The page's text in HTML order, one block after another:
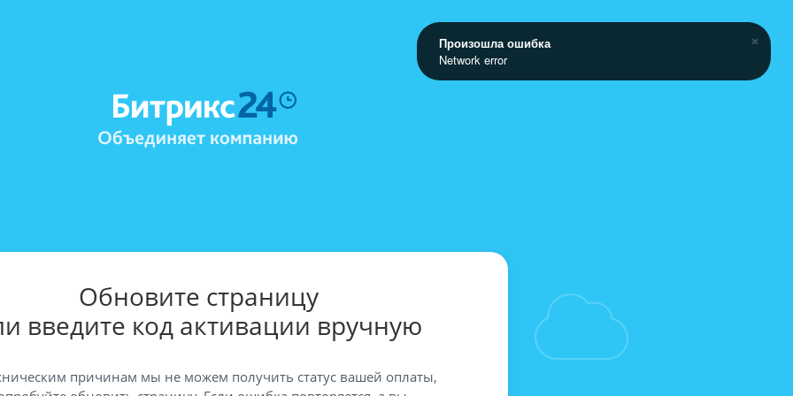
Обновите страницу
введите код активации вручную
причинам мы не можем получить статус вашей оплаты,
Произошла ошибка
Network error